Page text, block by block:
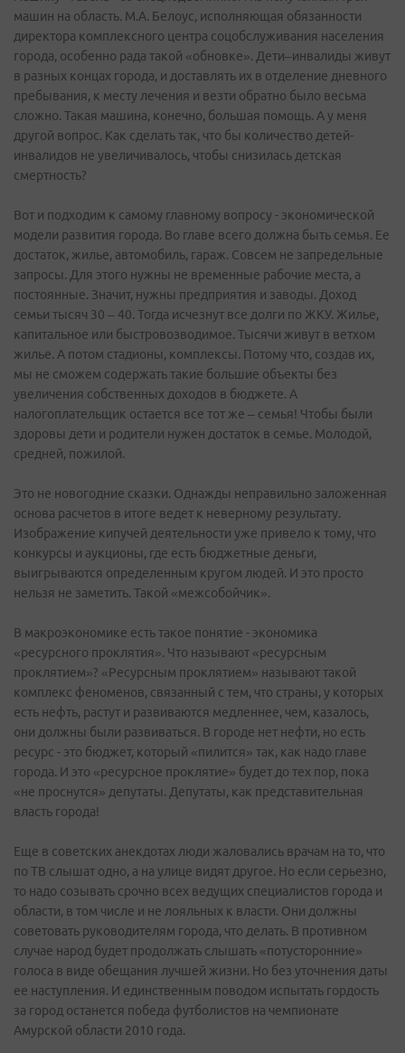
машин на область. М.А. Белоус, исполняющая обязанности
директора комплексного центра соцобслуживания населения
города, особенно рада такой «обновке». Дети–инвалиды живут
в разных концах города, и доставлять их в отделение дневного
пребывания, к месту лечения и везти обратно было весьма
сложно. Такая машина, конечно, большая помощь. А у меня
другой вопрос. Как сделать так, что бы количество детей-
инвалидов не увеличивалось, чтобы снизилась детская
смертность?
Вот и подходим к самому главному вопросу - экономической
модели развития города. Во главе всего должна быть семья. Ее
достаток, жилье, автомобиль, гараж. Совсем не запредельные
запросы. Для этого нужны не временные рабочие места, а
постоянные. Значит, нужны предприятия и заводы. Доход
семьи тысяч 30 – 40. Тогда исчезнут все долги по ЖКУ. Жилье,
капитальное или быстровозводимое. Тысячи живут в ветхом
жилье. А потом стадионы, комплексы. Потому что, создав их,
мы не сможем содержать такие большие объекты без
увеличения собственных доходов в бюджете. А
налогоплательщик остается все тот же – семья! Чтобы были
здоровы дети и родители нужен достаток в семье. Молодой,
средней, пожилой.
Это не новогодние сказки. Однажды неправильно заложенная
основа расчетов в итоге ведет к неверному результату.
Изображение кипучей деятельности уже привело к тому, что
конкурсы и аукционы, где есть бюджетные деньги,
выигрываются определенным кругом людей. И это просто
нельзя не заметить. Такой «межсобойчик».
В макроэкономике есть такое понятие - экономика
«ресурсного проклятия». Что называют «ресурсным
проклятием»? «Ресурсным проклятием» называют такой
комплекс феноменов, связанный с тем, что страны, у которых
есть нефть, растут и развиваются медленнее, чем, казалось,
они должны были развиваться. В городе нет нефти, но есть
ресурс - это бюджет, который «пилится» так, как надо главе
города. И это «ресурсное проклятие» будет до тех пор, пока
«не проснутся» депутаты. Депутаты, как представительная
власть города!
Еще в советских анекдотах люди жаловались врачам на то, что
по ТВ слышат одно, а на улице видят другое. Но если серьезно,
то надо созывать срочно всех ведущих специалистов города и
области, в том числе и не лояльных к власти. Они должны
советовать руководителям города, что делать. В противном
случае народ будет продолжать слышать «потусторонние»
голоса в виде обещания лучшей жизни. Но без уточнения даты
ее наступления. И единственным поводом испытать гордость
за город останется победа футболистов на чемпионате
Амурской области 2010 года.